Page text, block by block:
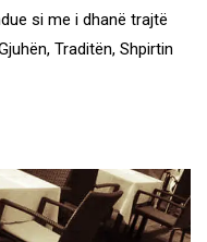
si me i dhanë trajtë
Traditën, Shpirtin